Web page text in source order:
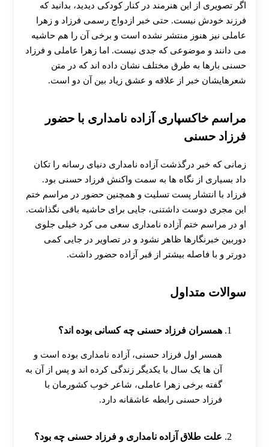
اگر تصویری از این هنرمند در کنار کودکی دیدید، بدانید که
فرزند خودش نیست. حتی خبر ازدواج رسمی فرزاد و زهرا
عاملی نیز هنوز منتشر نشده است و برخی آن را هم حاشیه
می دانند و موضوعی که جدی نیست. اما زهرا عاملی و فرزاد
حسنی بارها به طرق مختلف نشان داده اند که در متن
شعرهایشان خبر از علاقه و عشق زیاد بین آن دو است.
مراسم خاکسپاری آزاده نامداری با حضور
فرزاد حسنی
زمانی که خبر درگذشت آزاده نامداری دنیای رسانه را تکان
داد بسیاری از نگاه ها به سمت واکنش فرزاد حسنی بود.
فرزاد با انتشار پست تسلیت و همچنین حضور در مراسم ختم
این مجری دوست داشتنی، جایی برای حاشیه باقی نگذاشت.
او در مراسم ختم آزاده نامداری سعی می کرد خیلی جلوی
دوربین خبرنگارها ظاهر نشود و در تصاویر در جایی کمی
دورتر و با فاصله بیشتر از قبر آزاده حضور داشت.
سوالات متداول
همسران فرزاد حسنی چه کسانی بوده اند؟
همسر اول فرزاد حسنی، آزاده نامداری بوده است و
آن ها یک سال با یکدیگر زندگی کرده اند و پس از آن به
گفته برخی زهرا عاملی، شاعر خوب کشورمان با
فرزاد حسنی رابطه عاشقانه دارد.
علت طلاق آزاده نامداری و فرزاد حسنی چه بود؟